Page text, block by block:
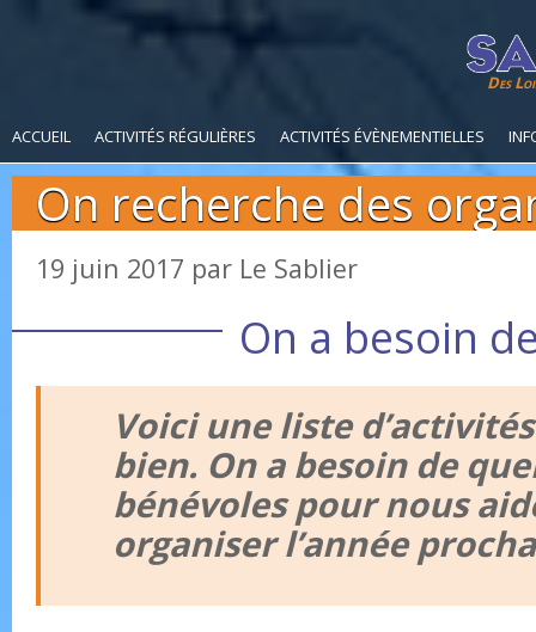
Des
ACCUEIL ACTIVITÉS RÉGULIÈRES ACTIVITÉS ÉVÈNEMENTIELLES
On recherche des
19 juin 2017 par Le Sablier
On a besoin
Voici une liste
bien. On a besoin de
bénévoles pour nous
organiser l’année